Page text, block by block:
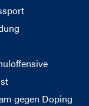
gegen Doping